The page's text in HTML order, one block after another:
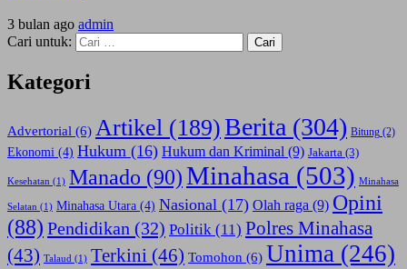
3 bulan ago admin
Cari untuk:
Kategori
Advertorial (6) Artikel (189)Berita (304) Bitung (2)
Ekonomi (4) Hukum (16) Hukum dan Kriminal (9) Jakarta (3)
Kesehatan (1) Manado (90) Minahasa (503) Minahasa
Selatan (1) Minahasa Utara (4) Nasional (17) Olah raga (9) Opini
(88) Pendidikan (32) Politik (11) Polres Minahasa
(43) Talaud (1) Terkini (46) Tomohon (6) Unima (246)